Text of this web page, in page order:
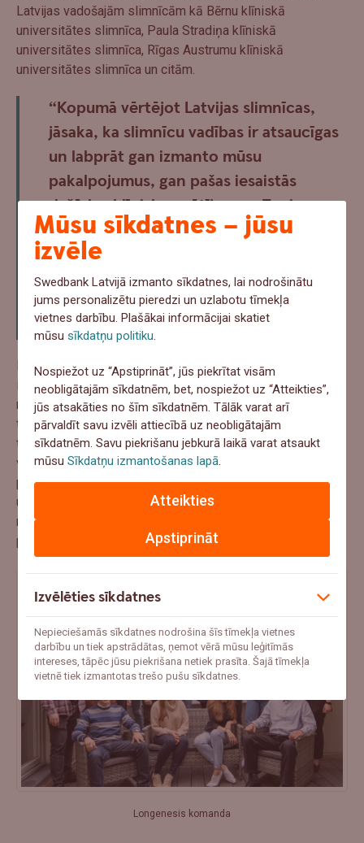
Latvijas vadošajām slimnīcām kā Bērnu klīniskā
universitātes slimnīca, Paula Stradiņa klīniskā
universitātes slimnīca, Rīgas Austrumu klīniskā
universitātes slimnīca un citām.
“Kopumā vērtējot Latvijas slimnīcas,
jāsaka, ka slimnīcu vadības ir atsaucīgas
un labprāt gan izmanto mūsu
pakalpojumus, gan pašas iesaistās
dažādos klīniskos pētījumos. Tas ir
apsveicami, un mūsu komandai ir
gandarījums būt daļai no šī procesa, jo
virknei pacientu šie pētījumi var palīdzēt
risināt veselības problēmas,” uzsver S.
Jakimovs.
Dati, ko no slimnīcām vai institūcijām saņem Longenesis,
ir anonimizēti metadati par pacientiem. Būtībā slimnīcas
nodrošina Longenesis ar informāciju, kādas diagnozes
tiek ārstētas slimnīcās vai kādas ārstēšanas metodes
tiek izmantotas. Savukārt Longenesis komanda šos datus
vizualizē un strukturizē pārskatāmā veidā, lai klīnisko
pētījumu vai farmācijas firmām, pētījumu sponsoriem
uzreiz būtu skaidrs par lokālās slimnīcas pacientiem,
noteiktajām diagnozēm un to, kā viņus var iesaistīt
pētījumu veikšanā.
Longenesis komanda
Mūsu sīkdatnes – jūsu
izvēle
Swedbank Latvijā izmanto sīkdatnes, lai nodrošinātu
jums personalizētu pieredzi un uzlabotu tīmekļa
vietnes darbību. Plašākai informācijai skatiet
mūsusīkdatņu politiku
Nospiežot uz “Apstiprināt”, jūs piekrītat visām
neobligātajām sīkdatnēm, bet, nospiežot uz “Atteikties”,
jūs atsakāties no šīm sīkdatnēm. Tālāk varat arī
pārvaldīt savu izvēli attiecībā uz neobligātajām
sīkdatnēm. Savu piekrišanu jebkurā laikā varat atsaukt
mūsuSīkdatņu izmantošanas lapā
Apstiprināt
Atteikties
Izvēlēties sīkdatnes
Nepieciešamās sīkdatnes nodrošina šīs tīmekļa vietnes
darbību un tiek apstrādātas, ņemot vērā mūsu leģitīmās
intereses, tāpēc jūsu piekrišana netiek prasīta. Šajā tīmekļa
vietnē tiek izmantotas trešo pušu sīkdatnes.